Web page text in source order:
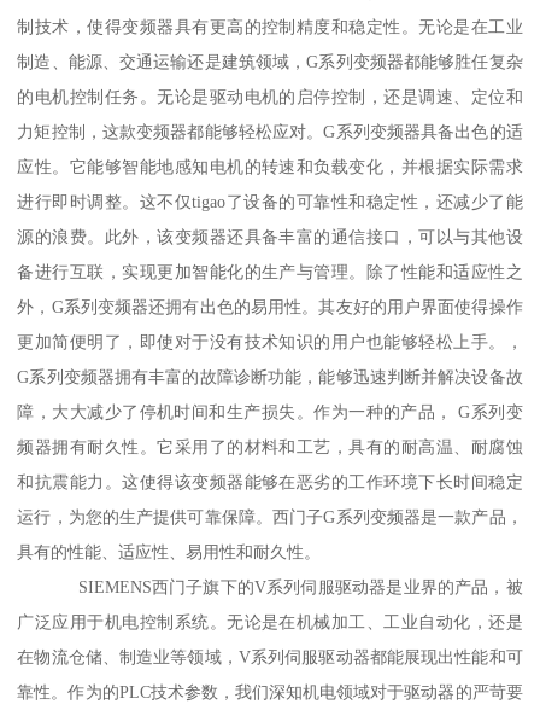
制技术，使得变频器具有更高的控制精度和稳定性。无论是在工业
制造、能源、交通运输还是建筑领域，G系列变频器都能够胜任复杂
的电机控制任务。无论是驱动电机的启停控制，还是调速、定位和
力矩控制，这款变频器都能够轻松应对。G系列变频器具备出色的适
应性。它能够智能地感知电机的转速和负载变化，并根据实际需求
进行即时调整。这不仅tigao了设备的可靠性和稳定性，还减少了能
源的浪费。此外，该变频器还具备丰富的通信接口，可以与其他设
备进行互联，实现更加智能化的生产与管理。除了性能和适应性之
外，G系列变频器还拥有出色的易用性。其友好的用户界面使得操作
更加简便明了，即使对于没有技术知识的用户也能够轻松上手。，
G系列变频器拥有丰富的故障诊断功能，能够迅速判断并解决设备故
障，大大减少了停机时间和生产损失。作为一种的产品， G系列变
频器拥有耐久性。它采用了的材料和工艺，具有的耐高温、耐腐蚀
和抗震能力。这使得该变频器能够在恶劣的工作环境下长时间稳定
运行，为您的生产提供可靠保障。西门子G系列变频器是一款产品，
具有的性能、适应性、易用性和耐久性。
SIEMENS西门子旗下的V系列伺服驱动器是业界的产品，被
广泛应用于机电控制系统。无论是在机械加工、工业自动化，还是
在物流仓储、制造业等领域，V系列伺服驱动器都能展现出性能和可
靠性。作为的PLC技术参数，我们深知机电领域对于驱动器的严苛要